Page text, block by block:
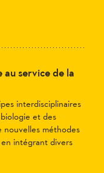
au service de la
interdisciplinaires
et des
nouvelles méthodes
intégrant divers